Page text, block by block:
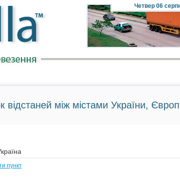
Четвер 06
відстаней між містами України,
пункт